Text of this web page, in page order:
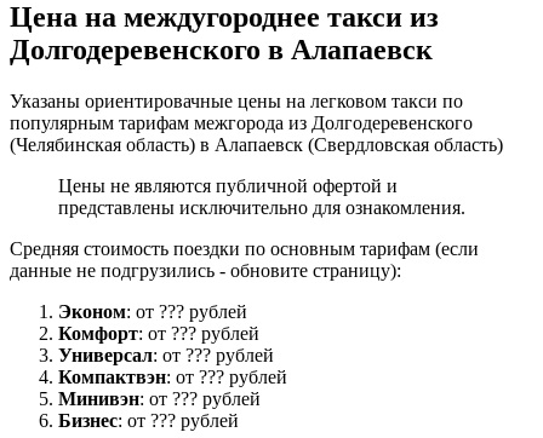
Цена на междугороднее такси из
Долгодеревенского в Алапаевск
Указаны ориентировачные цены на легковом такси по
популярным тарифам межгорода из Долгодеревенского
(Челябинская область) в Алапаевск (Свердловская область)
Цены не являются публичной офертой и
представлены исключительно для ознакомления.
Средняя стоимость поездки по основным тарифам (если
данные не подгрузились - обновите страницу):
Эконом: от ??? рублей
Комфорт: от ??? рублей
Универсал: от ??? рублей
Компактвэн: от ??? рублей
Минивэн: от ??? рублей
Бизнес: от ??? рублей